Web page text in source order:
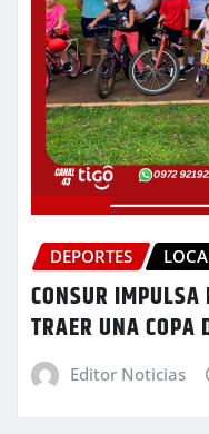
DEPORTES
CONSUR IMPULSA
TRAER UNA COPA
Editor Noticias